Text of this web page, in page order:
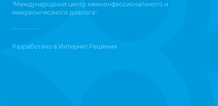
"Международный центр межконфессионального и
межрелигиозного диалога"
Разработано в Интернет Решения